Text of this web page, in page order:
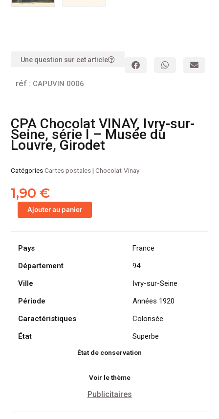
Une question sur cet article
réf : CAPUVIN 0006
CPA Chocolat VINAY, Ivry-sur-
Seine, série I – Musée du
Louvre, Girodet
CatégoriesCartes postales|Chocolat-Vinay
1,90€
quantité
de
VINAY,
Seine,
Ajouter au panier
Pays
France
Département
94
Ville
Ivry-sur-Seine
Période
Années 1920
Caractéristiques
Colorisée
État
Superbe
État de conservation
Voir le thème
Publicitaires